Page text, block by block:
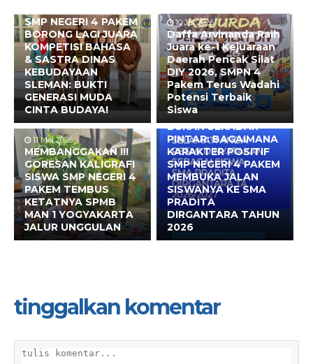
SMP NEGERI 4 PAKEM
BORONG LAGI JUARA
KOMPETISI BAHASA
& SASTRA DINAS
KEBUDAYAAN
SLEMAN: BUKTI
GENERASI MUDA
CINTA BUDAYA!
10 Jul 2026
Daffa Arvinanda Raih
Juara ke-1 Kejuaraan
Daerah Pencak Silat
DIY 2026, SMPN 4
Pakem Terus Wadahi
Potensi Terbaik
Siswa
11 Mei 2026
MEMBANGGAKAN !!!
GORESAN KALIGRAFI
SISWA SMP NEGERI 4
PAKEM TEMBUS
KETATNYA SPMB
MAN 1 YOGYAKARTA
JALUR UNGGULAN
10 Mei 2026
BUKAN SEKADAR
PINTAR: BAGAIMANA
KARAKTER POSITIF
SMP NEGERI 4 PAKEM
MEMBUKA JALAN
SISWANYA KE SMA
PRADITA
DIRGANTARA TAHUN
2026
tinggalkan komentar